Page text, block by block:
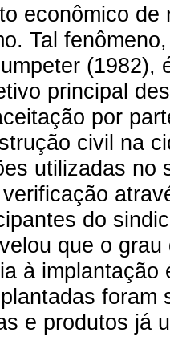
econômico
Tal
(1982),
principal
por
civil na
utilizadas no
do
que o
à
e produtos já